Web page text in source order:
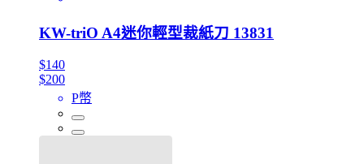
KW-triO A4迷你輕型裁紙刀 13831
$140
$200
P幣